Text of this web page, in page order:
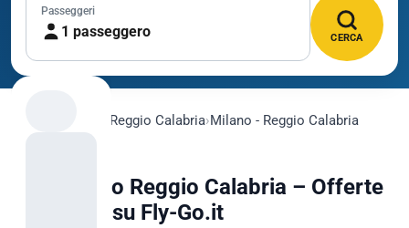
Passeggeri
1 passeggero CERCA
Reggio Calabria›Milano - Reggio Calabria
Voli Milano Reggio Calabria – Offerte
Low Cost su Fly-Go.it